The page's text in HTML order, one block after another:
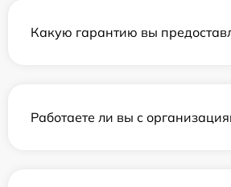
Какую гарантию вы
Работаете ли вы с